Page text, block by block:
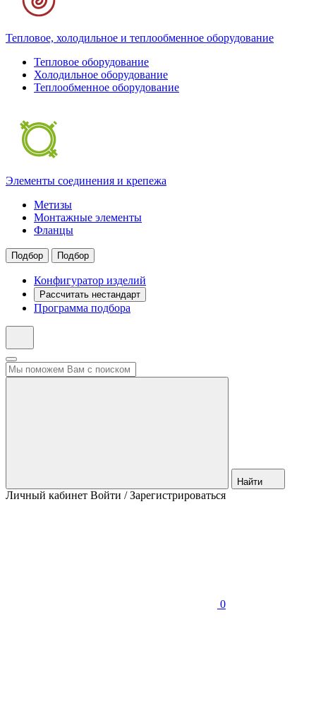
Тепловое, холодильное и теплообменное оборудование
Тепловое оборудование
Холодильное оборудование
Теплообменное оборудование
Элементы соединения и крепежа
Метизы
Монтажные элементы
Фланцы
Подбор Подбор
Конфигуратор изделий
Рассчитать нестандарт
Программа подбора
Найти
Личный кабинет Войти / Зарегистрироваться
0